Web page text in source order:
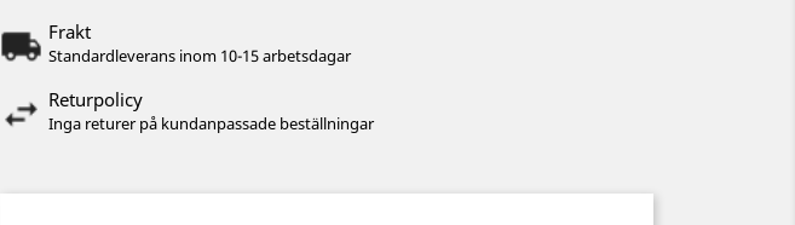
Frakt
Standardleverans inom 10-15 arbetsdagar
Returpolicy
Inga returer på kundanpassade beställningar